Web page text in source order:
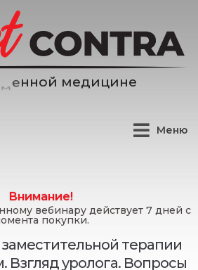
едицине
Меню
Внимание!
вебинару действует 7 дней с
покупки.
терапии
Взгляд уролога. Вопросы